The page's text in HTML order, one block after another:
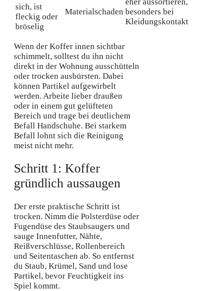
sich, ist
fleckig oder
bröselig
Materialschaden besonders bei
Kleidungskontakt
Wenn der Koffer innen sichtbar
schimmelt, solltest du ihn nicht
direkt in der Wohnung ausschütteln
oder trocken ausbürsten. Dabei
können Partikel aufgewirbelt
werden. Arbeite lieber draußen
oder in einem gut gelüfteten
Bereich und trage bei deutlichem
Befall Handschuhe. Bei starkem
Befall lohnt sich die Reinigung
meist nicht mehr.
Schritt 1: Koffer
gründlich aussaugen
Der erste praktische Schritt ist
trocken. Nimm die Polsterdüse oder
Fugendüse des Staubsaugers und
sauge Innenfutter, Nähte,
Reißverschlüsse, Rollenbereich
und Seitentaschen ab. So entfernst
du Staub, Krümel, Sand und lose
Partikel, bevor Feuchtigkeit ins
Spiel kommt.